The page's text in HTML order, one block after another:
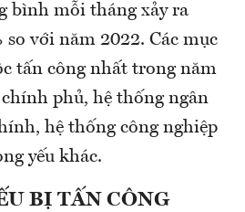
bình mỗi tháng xảy ra
so với năm 2022. Các mục
tấn công nhất trong năm
chính phủ, hệ thống ngân
hệ thống công nghiệp
yếu khác.
BỊ TẤN CÔNG